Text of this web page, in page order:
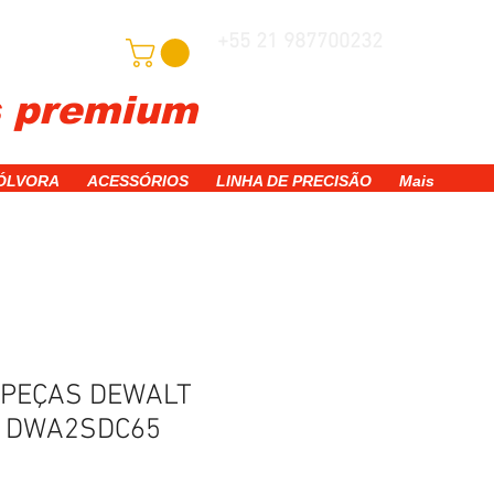
premium
ACESSÓRIOS LINHA DE PRECISÃO Mais
DEWALT